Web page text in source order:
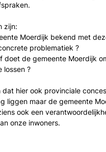
zijn:
Moerdijk bekend met
problematiek ?
doet de gemeente Moerdijk
lossen ?
dat hier ook provinciale
liggen maar de gemeente
ook een
onze inwoners.